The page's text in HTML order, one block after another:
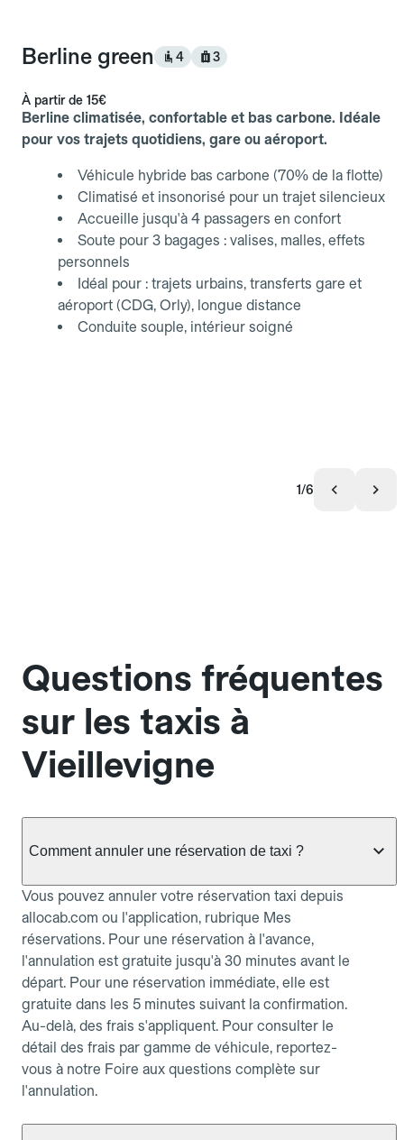
Berline green 4 3
À partir de 15€
Berline climatisée, confortable et bas carbone. Idéale
pour vos trajets quotidiens, gare ou aéroport.
Véhicule hybride bas carbone (70% de la flotte)
Climatisé et insonorisé pour un trajet silencieux
Accueille jusqu'à 4 passagers en confort
Soute pour 3 bagages : valises, malles, effets
personnels
Idéal pour : trajets urbains, transferts gare et
aéroport (CDG, Orly), longue distance
Conduite souple, intérieur soigné
1/6
Questions fréquentes
sur les taxis à
Vieillevigne
Comment annuler une réservation de taxi ?
Vous pouvez annuler votre réservation taxi depuis
allocab.com ou l'application, rubrique Mes
réservations. Pour une réservation à l'avance,
l'annulation est gratuite jusqu'à 30 minutes avant le
départ. Pour une réservation immédiate, elle est
gratuite dans les 5 minutes suivant la confirmation.
Au-delà, des frais s'appliquent. Pour consulter le
détail des frais par gamme de véhicule, reportez-
vous à notre Foire aux questions complète sur
l'annulation.